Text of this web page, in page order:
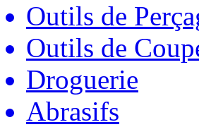
Outils de
Outils de
Droguerie
Abrasifs